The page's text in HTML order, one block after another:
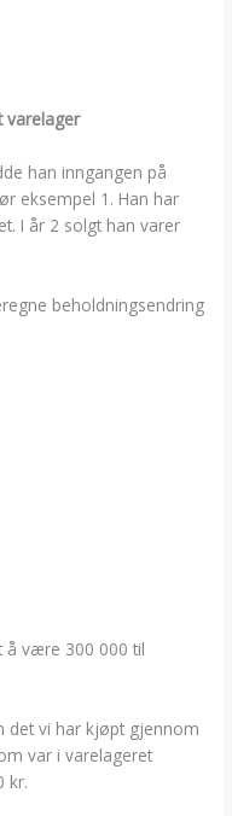
varelager
han inngangen på
eksempel 1. Han har
I år 2 solgt han varer
beholdningsendring
å være 300 000 til
det vi har kjøpt gjennom
var i varelageret
kr.